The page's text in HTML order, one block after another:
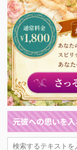
元彼への思いを